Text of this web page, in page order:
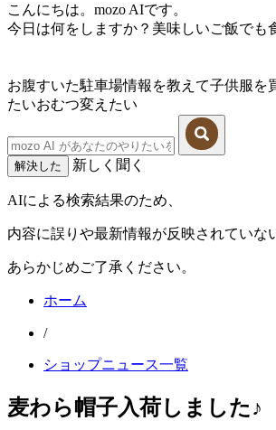
こんにちは。mozo AIです。
今日は何をしますか？美味しいご飯でも
お腹すいた駐車場情報を教えて子供服を
たいおむつ変えたい
解決した 新しく聞く
AIによる検索結果のため、
内容に誤りや最新情報が反映されていな
あらかじめご了承ください。
ホーム
/
ショップニュース一覧
麦わら帽子入荷しました♪